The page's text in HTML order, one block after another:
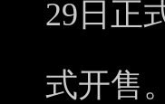
29日正
式开售。